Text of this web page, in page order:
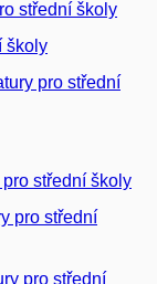
střední školy
školy
pro střední
střední školy
pro střední
pro střední